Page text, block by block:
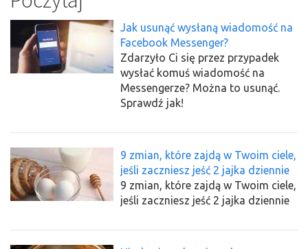
Jak usunąć wysłaną wiadomość na
Facebook Messenger?
Zdarzyło Ci się przez przypadek
wysłać komuś wiadomość na
Messengerze? Można to usunąć.
Sprawdź jak!
9 zmian, które zajdą w Twoim ciele,
jeśli zaczniesz jeść 2 jajka dziennie
9 zmian, które zajdą w Twoim ciele,
jeśli zaczniesz jeść 2 jajka dziennie